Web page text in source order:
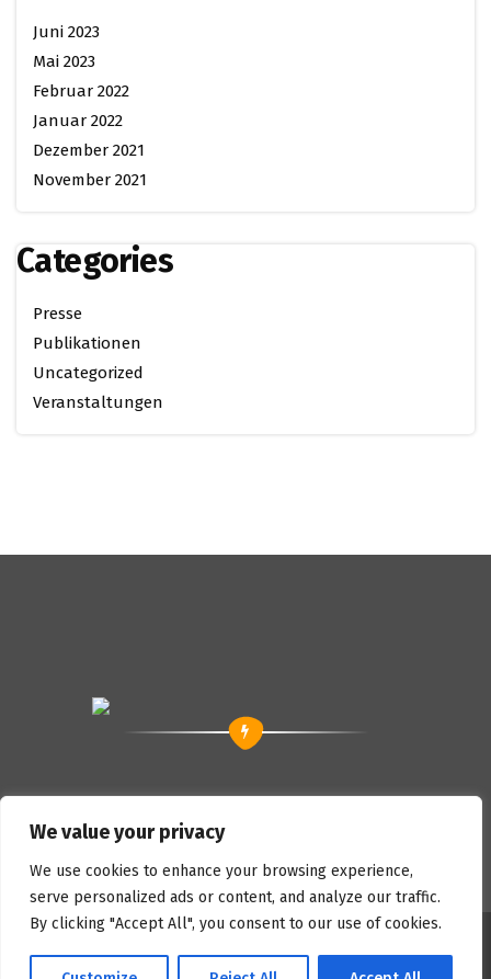
We value your privacy
We use cookies to enhance your browsing experience,
serve personalized ads or content, and analyze our traffic.
By clicking "Accept All", you consent to our use of cookies.
Juni 2023
Mai 2023
Februar 2022
Januar 2022
Dezember 2021
November 2021
Categories
Presse
Publikationen
Uncategorized
Veranstaltungen
Copyright © 2023 Marko D. Knudsen Powered by